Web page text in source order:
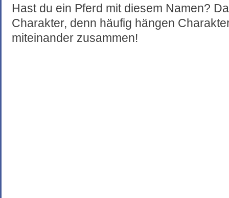
Hast du ein Pferd mit diesem Namen?
Charakter, denn häufig hängen
miteinander zusammen!